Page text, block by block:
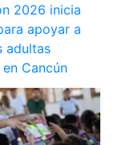
2026 inicia
apoyar a
adultas
Cancún